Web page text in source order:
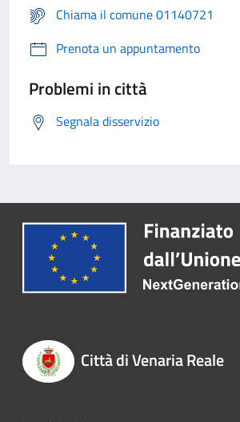
Chiama il comune 01140721
Prenota un appuntamento
Problemi in città
Segnala disservizio
Città di Venaria Reale